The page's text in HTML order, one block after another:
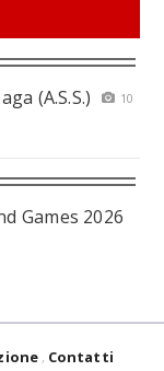
(A.S.S.)
10
Games 2026
Contatti